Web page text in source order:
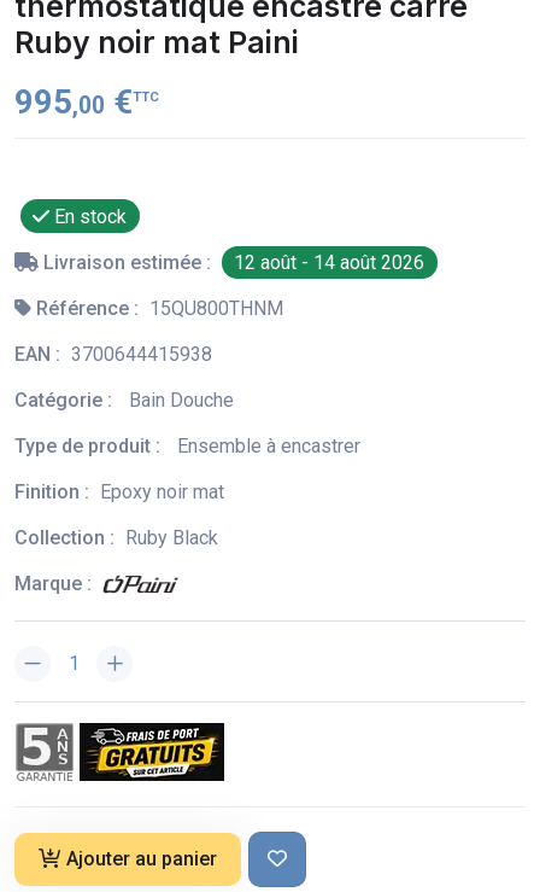
Ruby noir mat Paini
995,00 €TTC
En stock
Livraison estimée :
12 août - 14 août 2026
Référence : 15QU800THNM
EAN : 3700644415938
Catégorie :
Bain Douche
Type de produit :
Ensemble à encastrer
Finition : Epoxy noir mat
Collection : Ruby Black
Marque :
Ajouter au panier